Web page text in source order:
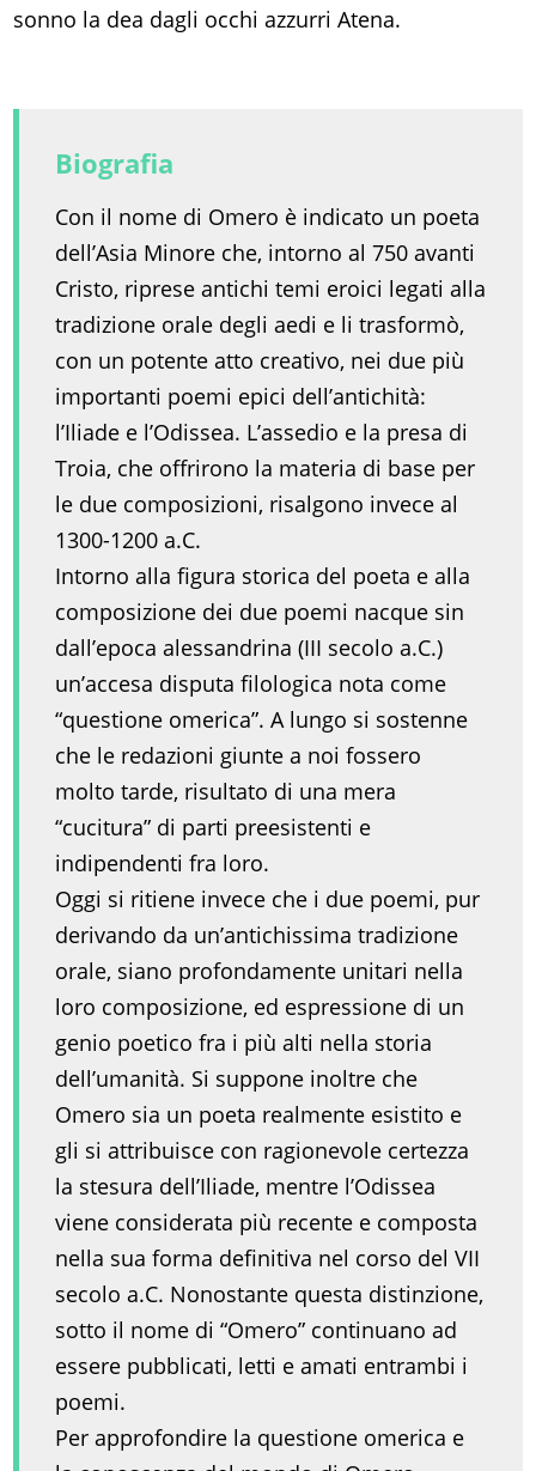
sonno la dea dagli occhi azzurri Atena.
Biografia
Con il nome di Omero è indicato un poeta
dell’Asia Minore che, intorno al 750 avanti
Cristo, riprese antichi temi eroici legati alla
tradizione orale degli aedi e li trasformò,
con un potente atto creativo, nei due più
importanti poemi epici dell’antichità:
l’Iliade e l’Odissea. L’assedio e la presa di
Troia, che offrirono la materia di base per
le due composizioni, risalgono invece al
1300-1200 a.C.
Intorno alla figura storica del poeta e alla
composizione dei due poemi nacque sin
dall’epoca alessandrina (III secolo a.C.)
un’accesa disputa filologica nota come
“questione omerica”. A lungo si sostenne
che le redazioni giunte a noi fossero
molto tarde, risultato di una mera
“cucitura” di parti preesistenti e
indipendenti fra loro.
Oggi si ritiene invece che i due poemi, pur
derivando da un’antichissima tradizione
orale, siano profondamente unitari nella
loro composizione, ed espressione di un
genio poetico fra i più alti nella storia
dell’umanità. Si suppone inoltre che
Omero sia un poeta realmente esistito e
gli si attribuisce con ragionevole certezza
la stesura dell’Iliade, mentre l’Odissea
viene considerata più recente e composta
nella sua forma definitiva nel corso del VII
secolo a.C. Nonostante questa distinzione,
sotto il nome di “Omero” continuano ad
essere pubblicati, letti e amati entrambi i
poemi.
Per approfondire la questione omerica e